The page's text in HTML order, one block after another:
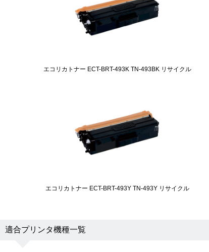
エコリカトナー ECT-BRT-493K TN-493BK リサイクル
エコリカトナー ECT-BRT-493Y TN-493Y リサイクル
適合プリンタ機種一覧